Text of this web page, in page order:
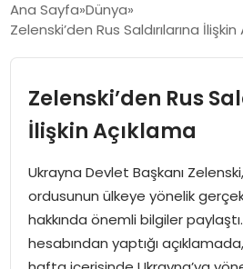
EKONOMI
SIYASET
TEKNOLOJI
Ana Sayfa Dünya
Zelenski’den Rus Saldırılarına
Zelenski’den Rus
İlişkin Açıklama
Ukrayna Devlet Başkanı
ordusunun ülkeye yönelik
hakkında önemli bilgiler
hesabından yaptığı